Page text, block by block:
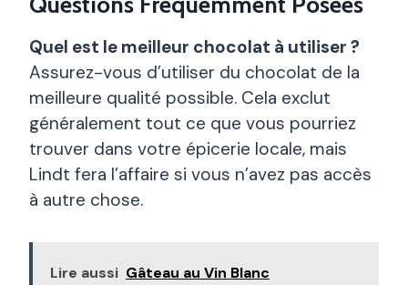
Quel est le meilleur chocolat à utiliser ?
Assurez-vous d’utiliser du chocolat de la
meilleure qualité possible. Cela exclut
généralement tout ce que vous pourriez
trouver dans votre épicerie locale, mais
Lindt fera l’affaire si vous n’avez pas accès
à autre chose.
Lire aussi Gâteau au Vin Blanc